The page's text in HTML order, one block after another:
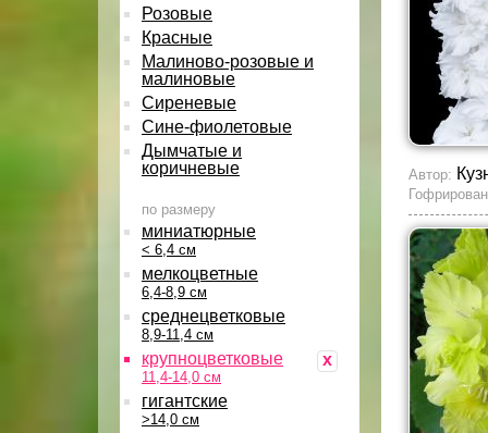
Розовые
Красные
Малиново-розовые и
малиновые
Сиреневые
Сине-фиолетовые
Дымчатые и
коричневые
по размеру
миниатюрные
< 6,4 см
мелкоцветные
6,4-8,9 см
среднецветковые
8,9-11,4 см
x
крупноцветковые
11,4-14,0 см
гигантские
>14,0 см
Автор: